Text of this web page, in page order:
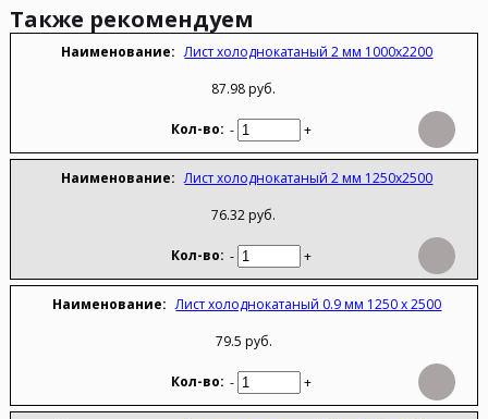
Также рекомендуем
Лист холоднокатаный 2 мм 1000х2200
87.98 руб.
- +
Лист холоднокатаный 2 мм 1250х2500
76.32 руб.
- +
Лист холоднокатаный 0.9 мм 1250 х 2500
79.5 руб.
- +